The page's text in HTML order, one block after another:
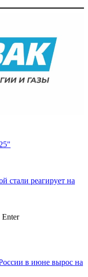
стали реагирует на
в июне вырос на